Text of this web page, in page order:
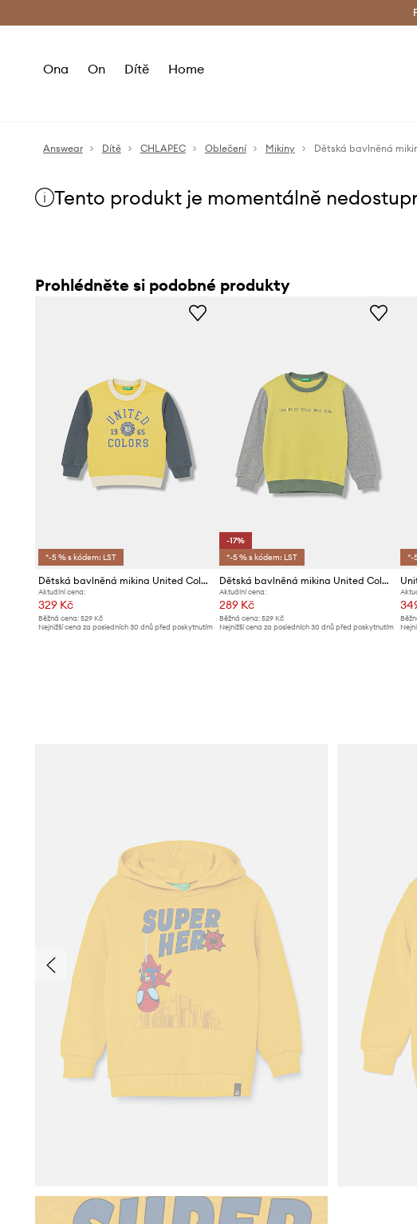
Doručení a vrácení
Ona On Dítě Home
Answear Dítě CHLAPEC Oblečení Mikiny Dětská bavlněná
Tento produkt je momentálně
Prohlédněte si podobné produkty
*-5 % s kódem: LST
Dětská bavlněná mikina United Colors of Benetton
Aktuální cena:
329 Kč
Běžná cena: 529 Kč
Nejnižší cena za posledních 30 dnů před poskytnutím
-17%
*-5 % s kódem: LST
Dětská bavlněná mikina United Colors of Benetton
Aktuální cena:
289 Kč
Běžná cena:529 Kč
Nejnižší cena za posledních 30 dnů před poskytnutím
*-